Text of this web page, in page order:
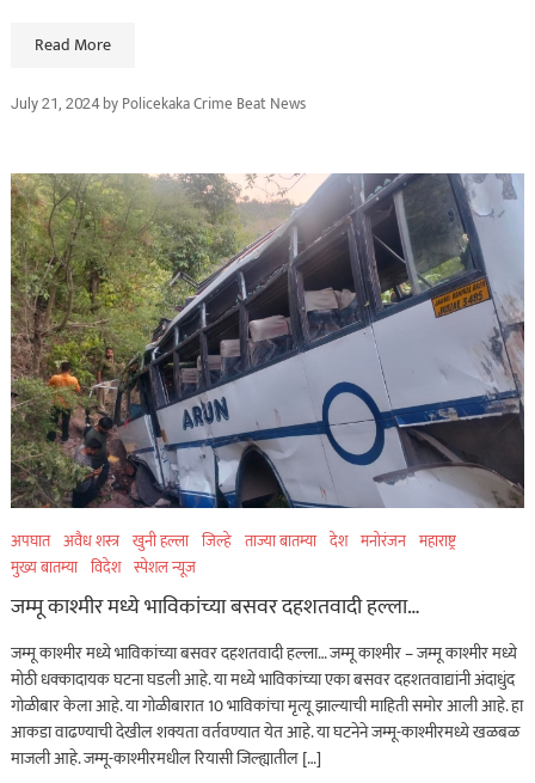
Read More
July 21, 2024byPolicekaka Crime Beat News
अपघात अवैध शस्त्र खुनी हल्ला जिल्हे ताज्या बातम्या देश मनोरंजन महाराष्ट्र
मुख्य बातम्या विदेश स्पेशल न्यूज
जम्मू काश्मीर मध्ये भाविकांच्या बसवर दहशतवादी हल्ला…
जम्मू काश्मीर मध्ये भाविकांच्या बसवर दहशतवादी हल्ला… जम्मू काश्मीर – जम्मू काश्मीर मध्ये
मोठी धक्कादायक घटना घडली आहे. या मध्ये भाविकांच्या एका बसवर दहशतवाद्यांनी अंदाधुंद
गोळीबार केला आहे. या गोळीबारात 10 भाविकांचा मृत्यू झाल्याची माहिती समोर आली आहे. हा
आकडा वाढण्याची देखील शक्यता वर्तवण्यात येत आहे. या घटनेने जम्मू-काश्मीरमध्ये खळबळ
माजली आहे. जम्मू-काश्मीरमधील रियासी जिल्ह्यातील […]